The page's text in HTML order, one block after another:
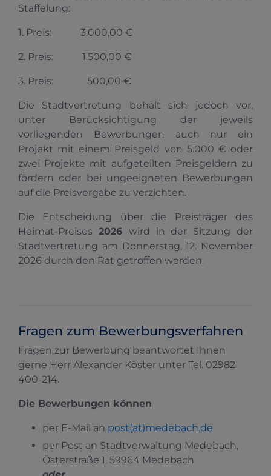
Staffelung:
1. Preis: 3.000,00 €
2. Preis: 1.500,00 €
3. Preis: 500,00 €
Die Stadtvertretung behält sich jedoch vor,
unter Berücksichtigung der jeweils
vorliegenden Bewerbungen auch nur ein
Projekt mit einem Preisgeld von 5.000 € oder
zwei Projekte mit aufgeteilten Preisgeldern zu
fördern oder bei ungeeigneten Bewerbungen
auf die Preisvergabe zu verzichten.
Die Entscheidung über die Preisträger des
Heimat-Preises 2026 wird in der Sitzung der
Stadtvertretung am Donnerstag, 12. November
2026 durch den Rat getroffen werden.
Fragen zum Bewerbungsverfahren
Fragen zur Bewerbung beantwortet Ihnen
gerne Herr Alexander Köster unter Tel. 02982
400-214.
Die Bewerbungen können
per E-Mail an post(at)medebach.de
per Post an Stadtverwaltung Medebach,
Österstraße 1, 59964 Medebach